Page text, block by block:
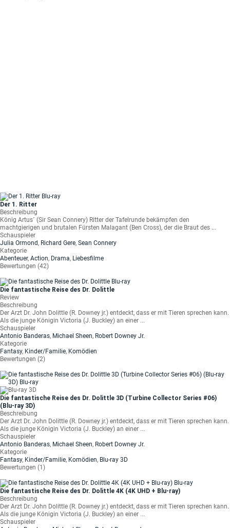
Der 1. Ritter
Beschreibung
König Artus´ (Sir Sean Connery) Ritter der Tafelrunde bekämpfen den
machtgierigen und brutalen Fürsten Malagant (Ben Cross), der die Braut des ...
Schauspieler
Julia Ormond, Richard Gere, Sean Connery
Kategorie
Abenteuer, Action, Drama, Liebesfilme
Bewertungen (42)
Die fantastische Reise des Dr. Dolittle
Review
Beschreibung
Der Arzt Dr. John Dolittle (R. Downey jr.) entdeckt, dass er mit Tieren sprechen kann.
Als die junge Königin Victoria (J. Buckley) an einer ...
Schauspieler
Antonio Banderas, Michael Sheen, Robert Downey Jr.
Kategorie
Fantasy, Kinder/Familie, Komödien
Bewertungen (2)
Die fantastische Reise des Dr. Dolittle 3D (Turbine Collector Series #06)
(Blu-ray 3D)
Beschreibung
Der Arzt Dr. John Dolittle (R. Downey jr.) entdeckt, dass er mit Tieren sprechen kann.
Als die junge Königin Victoria (J. Buckley) an einer ...
Schauspieler
Antonio Banderas, Michael Sheen, Robert Downey Jr.
Kategorie
Fantasy, Kinder/Familie, Komödien, Blu-ray 3D
Bewertungen (1)
Die fantastische Reise des Dr. Dolittle 4K (4K UHD + Blu-ray)
Beschreibung
Der Arzt Dr. John Dolittle (R. Downey jr.) entdeckt, dass er mit Tieren sprechen kann.
Als die junge Königin Victoria (J. Buckley) an einer ...
Schauspieler